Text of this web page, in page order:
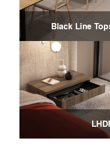
Black Line